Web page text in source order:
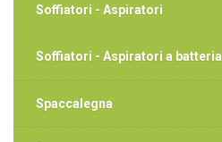
Soffiatori - Aspiratori
Soffiatori - Aspiratori a batteria
Spaccalegna